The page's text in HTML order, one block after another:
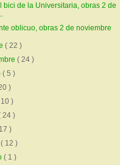
bici de la Universitaria, obras 2 de
oblicuo, obras 2 de noviembre
( 22 )
( 24 )
( 5 )
)
)
24 )
)
( 12 )
( 1 )